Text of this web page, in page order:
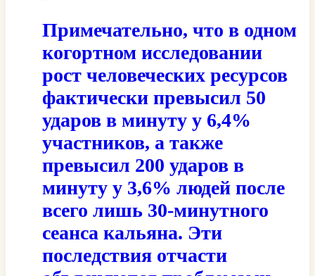
Примечательно, что в одном
когортном исследовании
рост человеческих ресурсов
фактически превысил 50
ударов в минуту у 6,4%
участников, а также
превысил 200 ударов в
минуту у 3,6% людей после
всего лишь 30-минутного
сеанса кальяна. Эти
последствия отчасти